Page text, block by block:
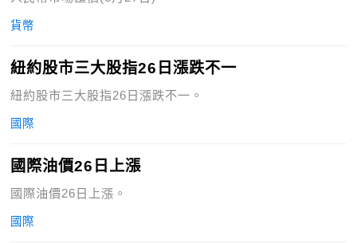
貨幣
紐約股市三大股指26日漲跌不一
紐約股市三大股指26日漲跌不一。
國際
國際油價26日上漲
國際油價26日上漲。
國際